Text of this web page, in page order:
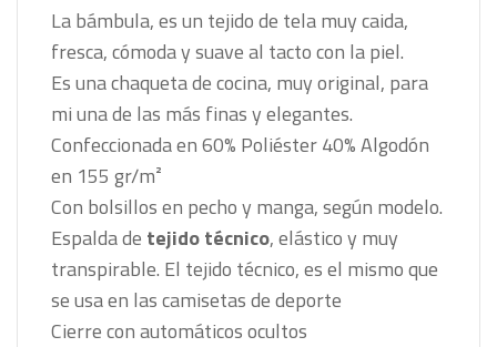
La bámbula, es un tejido de tela muy caida,
fresca, cómoda y suave al tacto con la piel.
Es una chaqueta de cocina, muy original, para
mi una de las más finas y elegantes.
Confeccionada en 60% Poliéster 40% Algodón
en 155 gr/m²
Con bolsillos en pecho y manga, según modelo.
Espalda de tejido técnico, elástico y muy
transpirable. El tejido técnico, es el mismo que
se usa en las camisetas de deporte
Cierre con automáticos ocultos